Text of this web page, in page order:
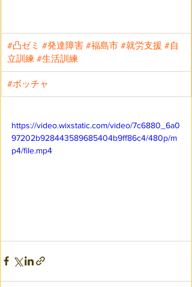
#凸ゼミ #発達障害 #福島市 #就労支援 #自
立訓練 #生活訓練
#ボッチャ
https://video.wixstatic.com/video/7c6880_6a0
97202b928443589685404b9ff86c4/480p/m
p4/file.mp4